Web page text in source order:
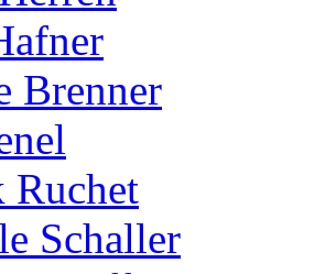
Brenner
Ruchet
Schaller